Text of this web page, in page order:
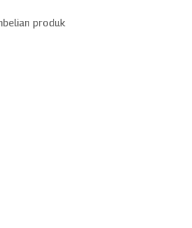
produk